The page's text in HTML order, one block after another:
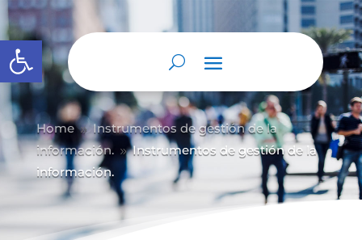
Abrir barra de herramientas
Home 9 Instrumentos de gestión de la
información. 9 Instrumentos de gestión de la
información.